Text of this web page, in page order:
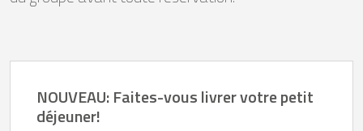
NOUVEAU: Faites-vous livrer votre petit
déjeuner!